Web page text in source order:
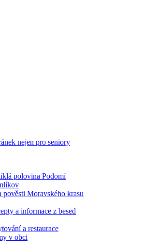
nejen pro seniory
polovina Podomí
pověsti Moravského krasu
a informace z besed
a restaurace
v obci